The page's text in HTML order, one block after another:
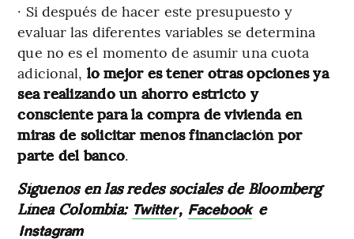
· Si después de hacer este presupuesto y
evaluar las diferentes variables se determina
que no es el momento de asumir una cuota
adicional, lo mejor es tener otras opciones ya
sea realizando un ahorro estricto y
consciente para la compra de vivienda en
miras de solicitar menos financiación por
parte del banco.
Síguenos en las redes sociales de Bloomberg
Línea Colombia: Twitter, Facebook e
Instagram